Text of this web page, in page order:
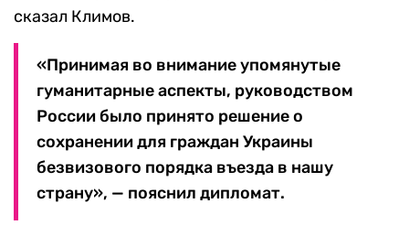
сказал Климов.
«Принимая во внимание упомянутые
гуманитарные аспекты, руководством
России было принято решение о
сохранении для граждан Украины
безвизового порядка въезда в нашу
страну», — пояснил дипломат.